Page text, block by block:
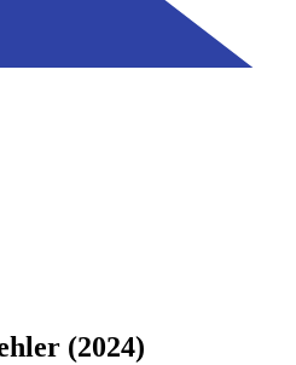
(2024)